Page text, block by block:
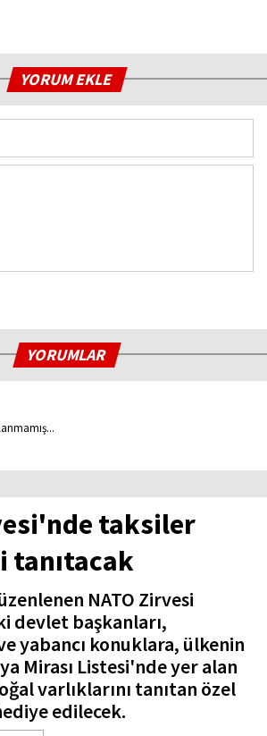
YORUM EKLE
YORUMLAR
taksiler
tanıtacak
NATO Zirvesi
devlet başkanları,
yabancı konuklara, ülkenin
Mirası Listesi'nde yer alan
varlıklarını tanıtan özel
edilecek.